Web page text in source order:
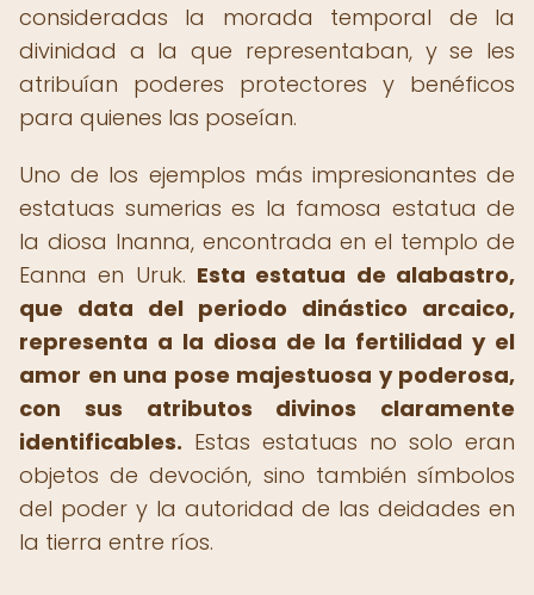
consideradas la morada temporal de la
divinidad a la que representaban, y se les
atribuían poderes protectores y benéficos
para quienes las poseían.
Uno de los ejemplos más impresionantes de
estatuas sumerias es la famosa estatua de
la diosa Inanna, encontrada en el templo de
Eanna en Uruk. Esta estatua de alabastro,
que data del periodo dinástico arcaico,
representa a la diosa de la fertilidad y el
amor en una pose majestuosa y poderosa,
con sus atributos divinos claramente
identificables. Estas estatuas no solo eran
objetos de devoción, sino también símbolos
del poder y la autoridad de las deidades en
la tierra entre ríos.